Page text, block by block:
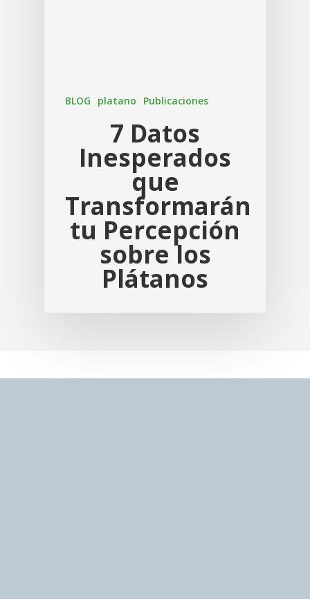
BLOG platano Publicaciones
7 Datos
Inesperados
que
Transformarán
tu Percepción
sobre los
Plátanos